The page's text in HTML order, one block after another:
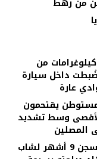
من رهط
أكثر من 7 كيلوغرامات من
داخل سيارة
عارة
2400 مستوطن يقتحمون
وسط تشديد
المصلين
(فيديو) السجن 9 أشهر لشاب